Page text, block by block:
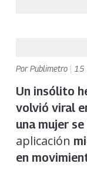
PorPublimetro 15
Un insólito
volvió viral
una mujer
aplicación
en